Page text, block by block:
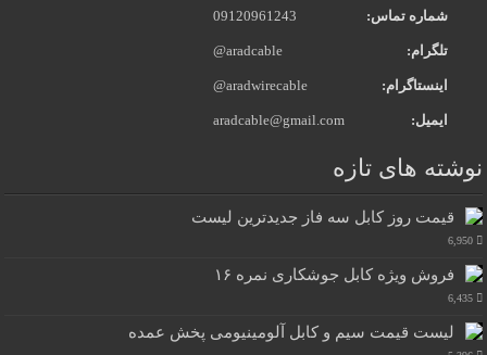
شماره تماس: 09120961243
تلگرام: @aradcable
اینستاگرام: @aradwirecable
ایمیل: aradcable@gmail.com
نوشته های تازه
قیمت روز کابل سه فاز جدیدترین لیست
6,950
فروش ویژه کابل جوشکاری نمره ۱۶
6,435
لیست قیمت سیم و کابل آلومینیومی پخش عمده